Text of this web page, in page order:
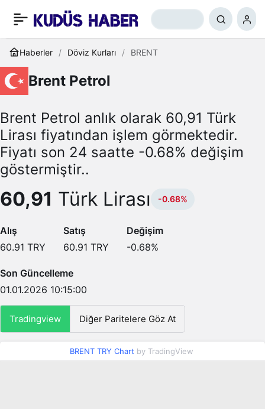
Haberler Döviz Kurları BRENT
Brent Petrol
Brent Petrol anlık olarak 60,91 Türk
Lirası fiyatından işlem görmektedir.
Fiyatı son 24 saatte -0.68% değişim
göstermiştir..
60,91 Türk Lirası -0.68%
Alış
60.91 TRY
Satış
60.91 TRY
Değişim
-0.68%
Son Güncelleme
01.01.2026 10:15:00
Tradingview Diğer Paritelere Göz At
BRENT TRY Chart by TradingView